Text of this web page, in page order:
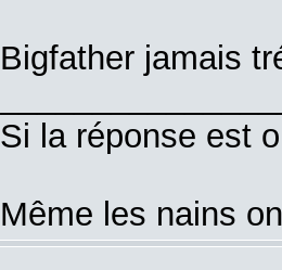
Bigfather jamais
Si la réponse est
Même les nains